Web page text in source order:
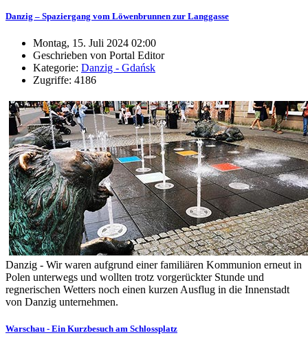
Danzig – Spaziergang vom Löwenbrunnen zur Langgasse
Montag, 15. Juli 2024 02:00
Geschrieben von Portal Editor
Kategorie: Danzig - Gdańsk
Zugriffe: 4186
Danzig - Wir waren aufgrund einer familiären Kommunion erneut in
Polen unterwegs und wollten trotz vorgerückter Stunde und
regnerischen Wetters noch einen kurzen Ausflug in die Innenstadt
von Danzig unternehmen.
Warschau - Ein Kurzbesuch am Schlossplatz